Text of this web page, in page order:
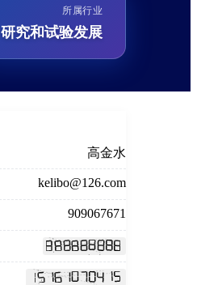
所属行业
研究和试验发展
高金水
kelibo@126.com
909067671